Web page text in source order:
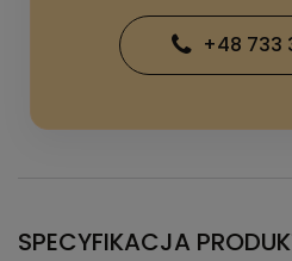
+48 733
SPECYFIKACJA